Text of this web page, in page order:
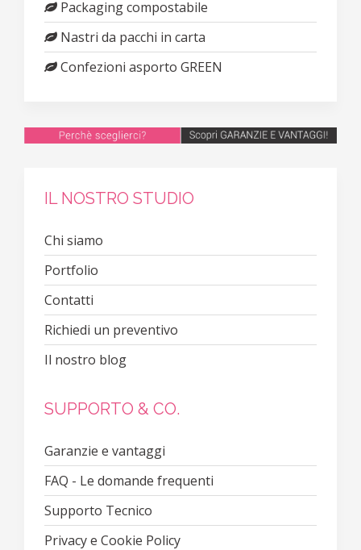
Packaging compostabile
Nastri da pacchi in carta
Confezioni asporto GREEN
IL NOSTRO STUDIO
Chi siamo
Portfolio
Contatti
Richiedi un preventivo
Il nostro blog
SUPPORTO & CO.
Garanzie e vantaggi
FAQ - Le domande frequenti
Supporto Tecnico
Privacy e Cookie Policy